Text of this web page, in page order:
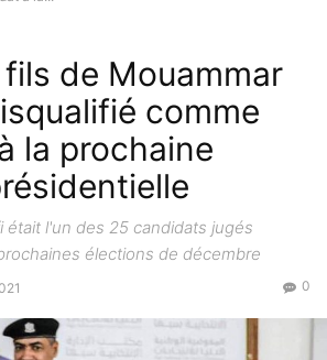
de Mouammar
comme
la prochaine
était l'un des 25 candidats jugés
élections de décembre
0